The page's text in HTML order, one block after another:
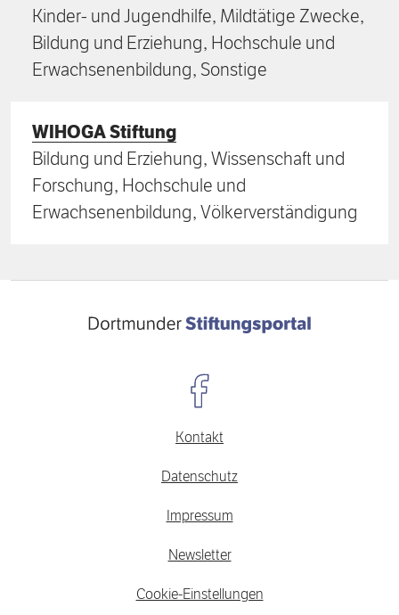
Kinder- und Jugendhilfe, Mildtätige Zwecke,
Bildung und Erziehung, Hochschule und
Erwachsenenbildung, Sonstige
WIHOGA Stiftung
Bildung und Erziehung, Wissenschaft und
Forschung, Hochschule und
Erwachsenenbildung, Völkerverständigung
Kontakt
Datenschutz
Impressum
Newsletter
Cookie-Einstellungen